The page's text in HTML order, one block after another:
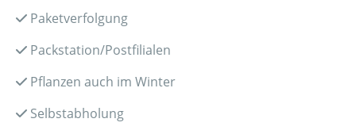
Paketverfolgung
Packstation/Postfilialen
Pflanzen auch im Winter
Selbstabholung